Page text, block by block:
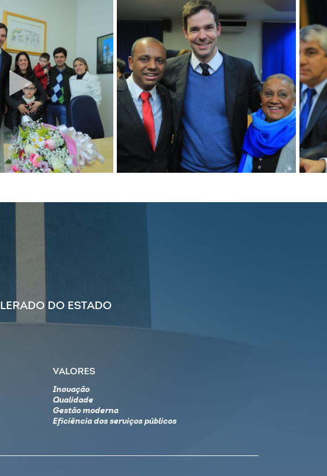
DO ESTADO
VALORES
Inovação
Qualidade
Gestão moderna
Eficiência dos serviços públicos